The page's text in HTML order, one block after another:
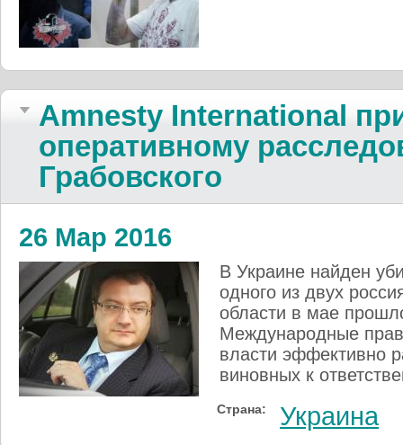
Amnesty International
оперативному
Грабовского
26 Мар 2016
В Украине найден
одного из двух
области в мае
Международные
власти эффективно
виновных к
Страна: Украина